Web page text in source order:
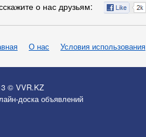
о нас друзьям:
О нас Условия использования
© VVR.KZ
доска объявлений